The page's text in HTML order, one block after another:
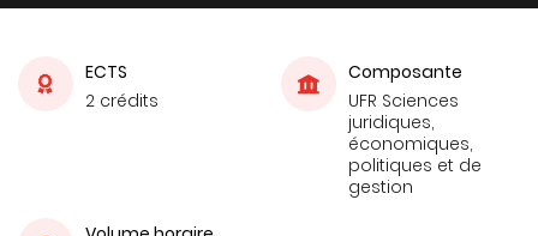
ECTS
2 crédits
Composante
UFR Sciences
juridiques,
économiques,
politiques et de
gestion